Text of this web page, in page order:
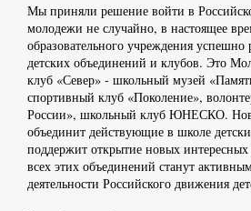
Мы приняли решение войти в
молодежи не случайно, в настоящее
образовательного учреждения успешно
детских объединений и клубов. Это
клуб «Север» - школьный музей
спортивный клуб «Поколение»,
России», школьный клуб ЮНЕСКО.
объединит действующие в школе
поддержит открытие новых
всех этих объединений станут
деятельности Российского движения